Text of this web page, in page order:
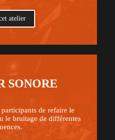
atelier
SONORE
de refaire le
le bruitage de différentes